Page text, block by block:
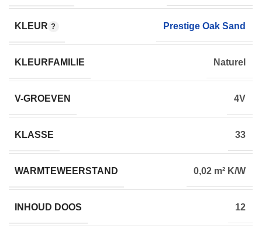
KLEUR Prestige Oak Sand
KLEURFAMILIE Naturel
V-GROEVEN 4V
KLASSE 33
WARMTEWEERSTAND 0,02 m² K/W
INHOUD DOOS 12